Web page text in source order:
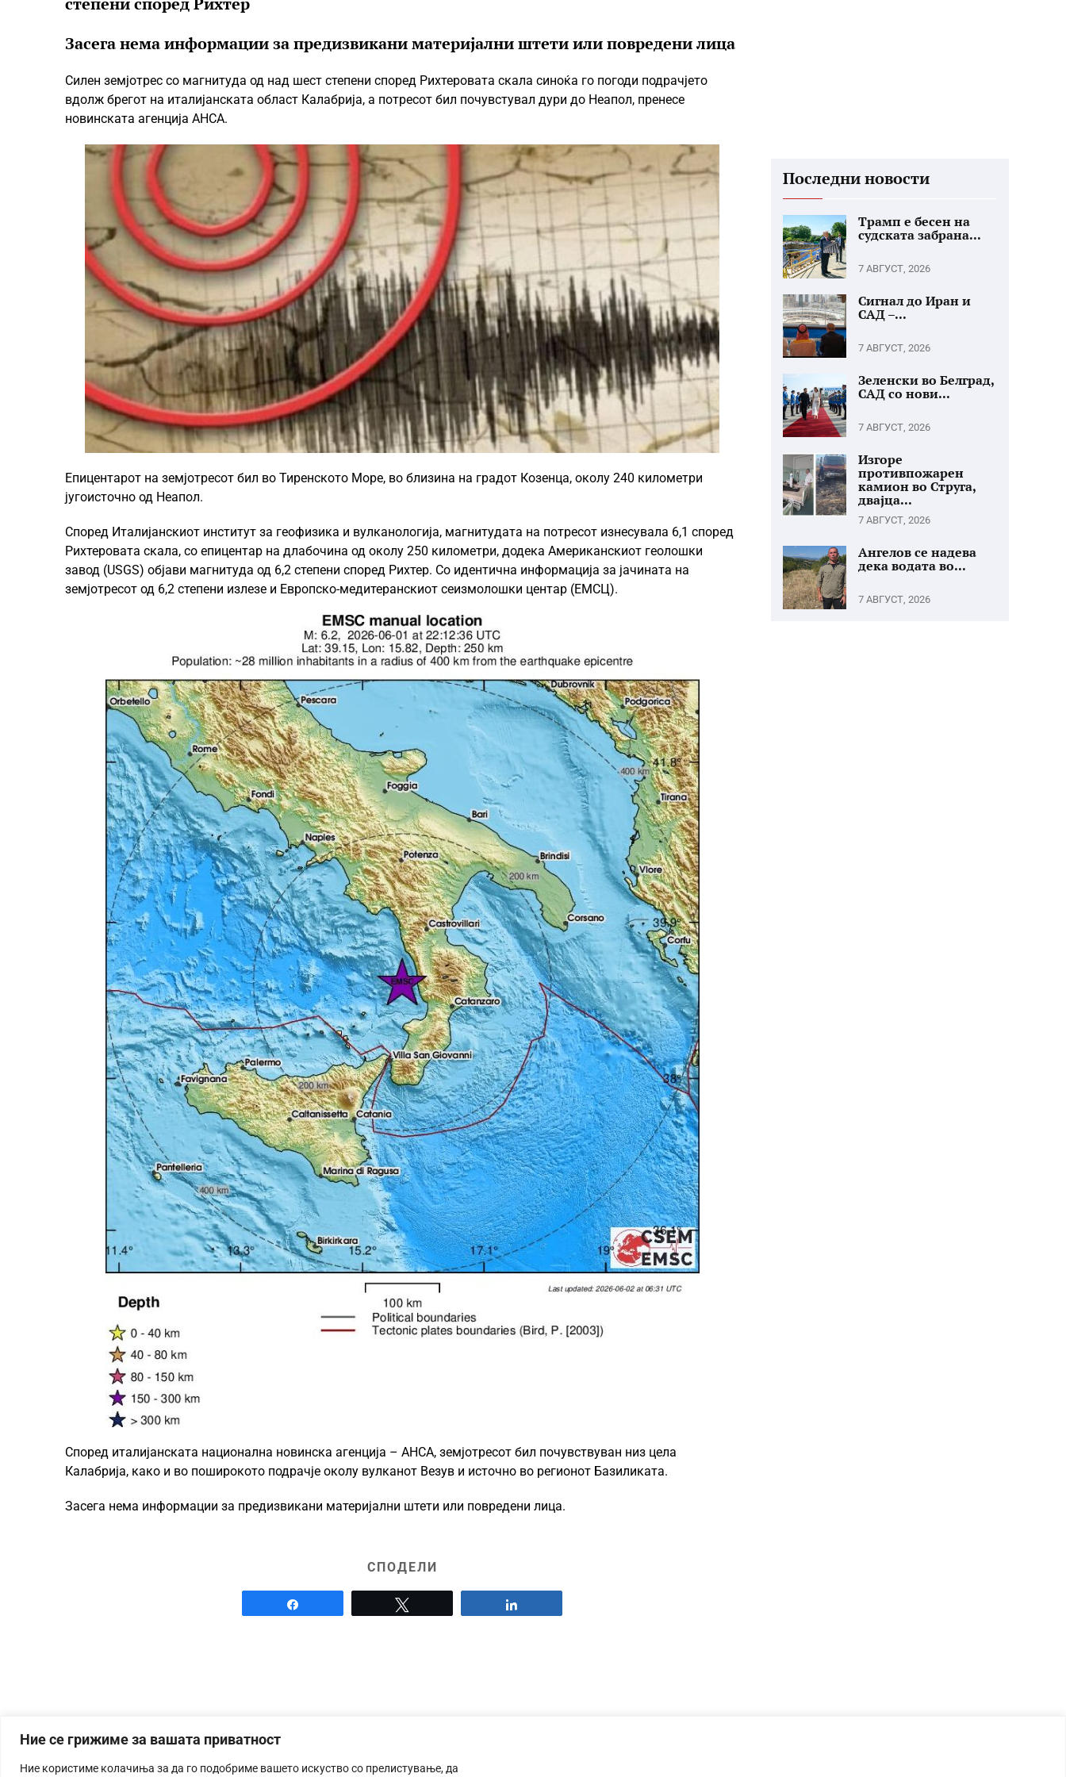
Ние се грижиме за вашата приватност
Ние користиме колачиња за да го подобриме вашето искуство со прелистување, да
Засега нема информации за предизвикани материјални штети или повредени лица
Силен земјотрес со магнитуда од над шест степени според Рихтеровата скала синоќа го погоди подрачјето
вдолж брегот на италијанската област Калабрија, а потресот бил почувстувал дури до Неапол, пренесе
новинската агенција АНСА.
Епицентарот на земјотресот бил во Тиренското Море, во близина на градот Козенца, околу 240 километри
југоисточно од Неапол.
Според Италијанскиот институт за геофизика и вулканологија, магнитудата на потресот изнесувала 6,1 според
Рихтеровата скала, со епицентар на длабочина од околу 250 километри, додека Американскиот геолошки
завод (USGS) објави магнитуда од 6,2 степени според Рихтер. Со идентична информација за јачината на
земјотресот од 6,2 степени излезе и Европско-медитеранскиот сеизмолошки центар (ЕМСЦ).
Според италијанската национална новинска агенција – АНСА, земјотресот бил почувствуван низ цела
Калабрија, како и во поширокото подрачје околу вулканот Везув и источно во регионот Базиликата.
Засега нема информации за предизвикани материјални штети или повредени лица.
СПОДЕЛИ
Последни новости
Трамп е бесен на
судската забрана...
7 АВГУСТ, 2026
Сигнал до Иран и
САД –...
7 АВГУСТ, 2026
Зеленски во Белград,
САД со нови...
7 АВГУСТ, 2026
Изгоре
противпожарен
камион во Струга,
двајца...
7 АВГУСТ, 2026
Ангелов се надева
дека водата во...
7 АВГУСТ, 2026